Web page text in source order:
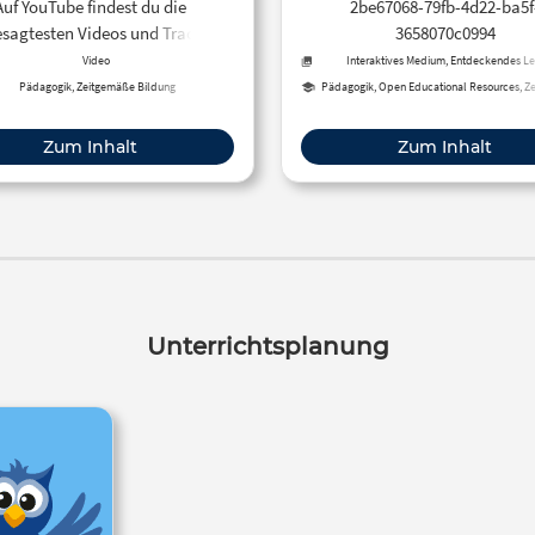
YouTube findest du die
Videos und Tracks.
kannst du eigene Inhalte
und mit Freunden oder
Video
Pädagogik, Zeitgemäße Bildung
Zum Inhalt
2be67068-79fb-4d22-
3658070c0994
Interaktives Medium, Entdeckendes
Pädagogik, Open Educational Resources,
Zum Inhalt
Unterrichtsplanung